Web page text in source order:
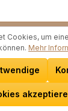
Warenkorb
21 Tagen
Cookies, um
Mehr